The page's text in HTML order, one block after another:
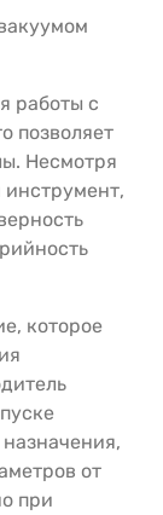
работы с
позволяет
Несмотря
которое
от
при